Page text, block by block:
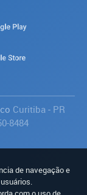
Curitiba - PR
8484
de navegação e